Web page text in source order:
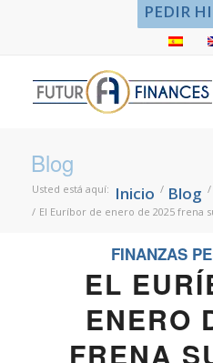
PEDIR
Blog
Usted está aquí: Inicio / Blog /
/ El Euríbor de enero de 2025 frena
FINANZAS
EL
ENERO
FRENA